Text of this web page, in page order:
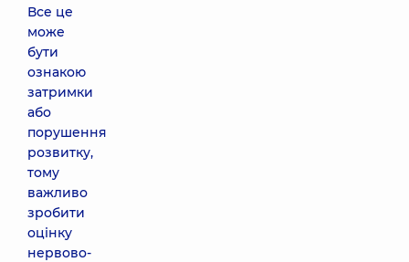
Все це
може
бути
ознакою
затримки
або
порушення
розвитку,
тому
важливо
зробити
оцінку
нервово-